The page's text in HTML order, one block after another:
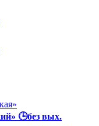
🕒без вых.